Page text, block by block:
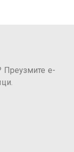
Преузмите е-